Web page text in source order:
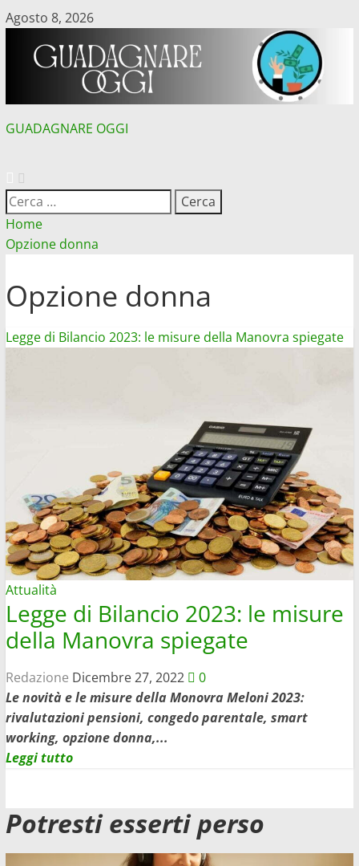
Vai
contenuto
Agosto 8, 2026
GUADAGNARE OGGI
Ricerca
per:
Home
Opzione donna
Opzione donna
Legge di Bilancio 2023: le misure della Manovra spiegate
Attualità
Legge di Bilancio 2023: le misure
della Manovra spiegate
Redazione Dicembre 27, 2022
0
Le novità e le misure della Monovra Meloni 2023:
rivalutazioni pensioni, congedo parentale, smart
working, opzione donna,...
Leggi tuttoLeggi
su
Legge
di
Potresti esserti perso